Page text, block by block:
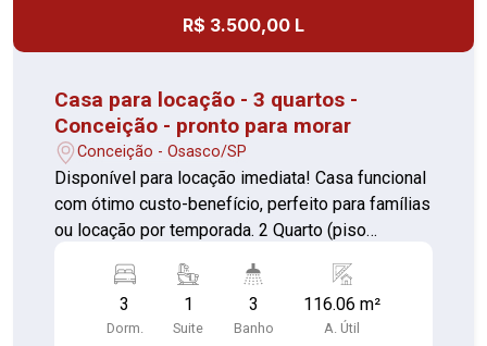
R$ 3.500,00 L
Casa para locação - 3 quartos -
Conceição - pronto para morar
Conceição - Osasco/SP
Disponível para locação imediata! Casa funcional
com ótimo custo-benefício, perfeito para famílias
ou locação por temporada. 2 Quarto (piso
(piso madeira) Cozinha (piso cerâmica)
Lavanderia (piso cerâmica) Banheiro (piso
cerâmica) Edícula com banheiro externo (piso
3
Dorm.
1
Suite
3
Banho
116.06 m²
A. Útil